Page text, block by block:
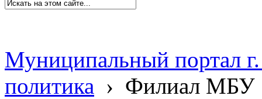
Муниципальный портал
политика › Филиал МБУ